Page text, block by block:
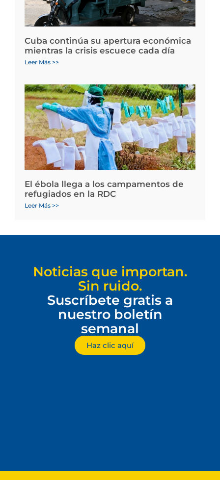
Cuba continúa su apertura económica
mientras la crisis escuece cada día
Leer Más >>
El ébola llega a los campamentos de
refugiados en la RDC
Leer Más >>
Noticias que importan.
Sin ruido.
Suscríbete gratis a
nuestro boletín
semanal
Haz clic aquí